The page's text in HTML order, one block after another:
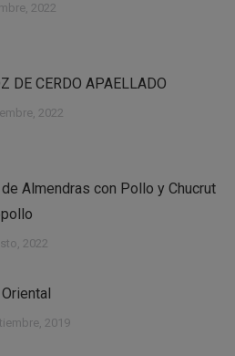
2022
DE CERDO APAELLADO
2022
Almendras con Pollo y Chucrut
2022
2019